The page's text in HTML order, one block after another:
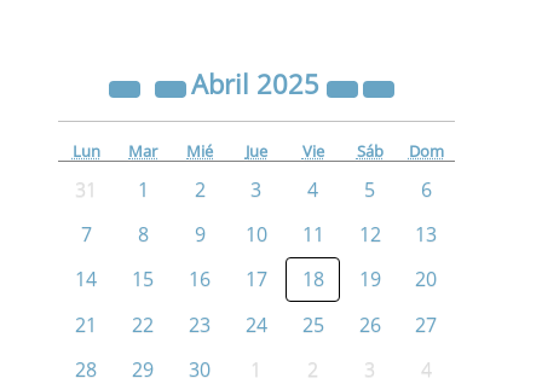
Abril 2025
Lun Mar Mié Jue Vie Sáb Dom
31 1 2 3 4 5
6
7
8 9 10 11 12
13
14
15 16 17 18 19
20
21
22 23 24 25 26
27
28
29 30 1 2 3 4